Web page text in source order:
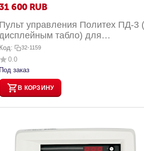
600 RUB
Пульт управления Политех ПД-3
табло) для
электрокаменок Kristina (8-18 кВт)
Код: 32-1159
0.0
Под заказ
В КОРЗИНУ